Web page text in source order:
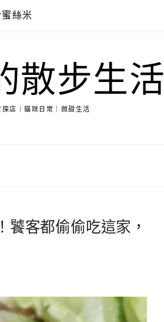
蜜絲米
散步生活
店｜貓咪日常｜微甜生活
客都偷偷吃這家，